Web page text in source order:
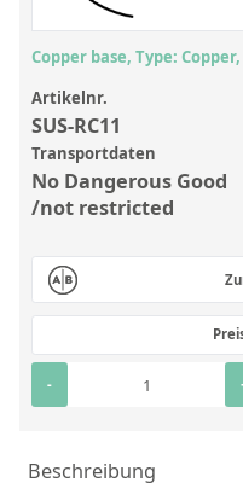
Laborbedarf und
Custom-Made
Übersicht: Kundenspezifische
Organische Analyten |
Metallstandards | Setting Up
Pharmazeutische und
Copper base, Type:
Artikelnr.
SUS-RC11
Transportdaten
No Dangerous Good
/not restricted
-
Beschreibung